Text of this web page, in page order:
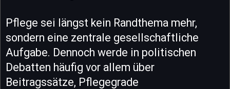
Pflege sei längst kein Randthema mehr,
sondern eine zentrale gesellschaftliche
Aufgabe. Dennoch werde in politischen
Debatten häufig vor allem über
Beitragssätze, Pflegegrade